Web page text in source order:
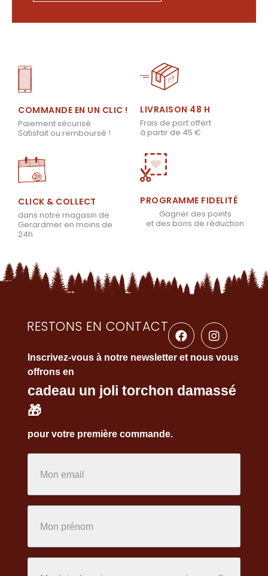
COMMANDE EN UN CLIC !
Paiement sécurisé
Satisfait ou remboursé !
LIVRAISON 48 H
Frais de port offert
à partir de 45 €
CLICK & COLLECT
dans notre magasin de
Gerardmer en moins de
24h
PROGRAMME FIDELITÉ
Gagner des points
et des bons de réduction
RESTONS EN CONTACT
Inscrivez-vous à notre newsletter et nous vous
offrons en
cadeau un joli torchon damassé
🎁
pour votre première commande.